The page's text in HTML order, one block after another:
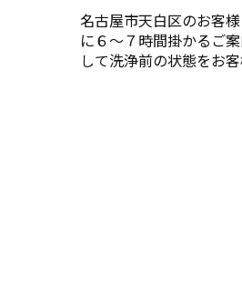
名古屋市天白区のお客
に６～７時間掛かるご
して洗浄前の状態をお